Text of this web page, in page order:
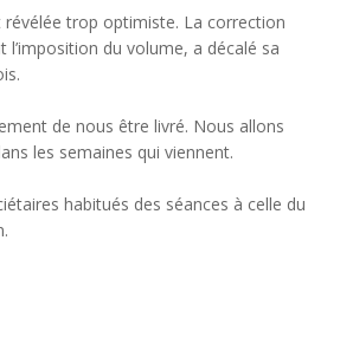
trop optimiste. La correction
l’imposition du volume, a décalé sa
de nous être livré. Nous allons
les semaines qui viennent.
habitués des séances à celle du